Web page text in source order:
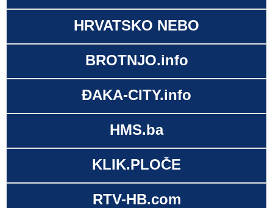
HRVATSKO NEBO
BROTNJO.info
ĐAKA-CITY.info
HMS.ba
KLIK.PLOČE
RTV-HB.com